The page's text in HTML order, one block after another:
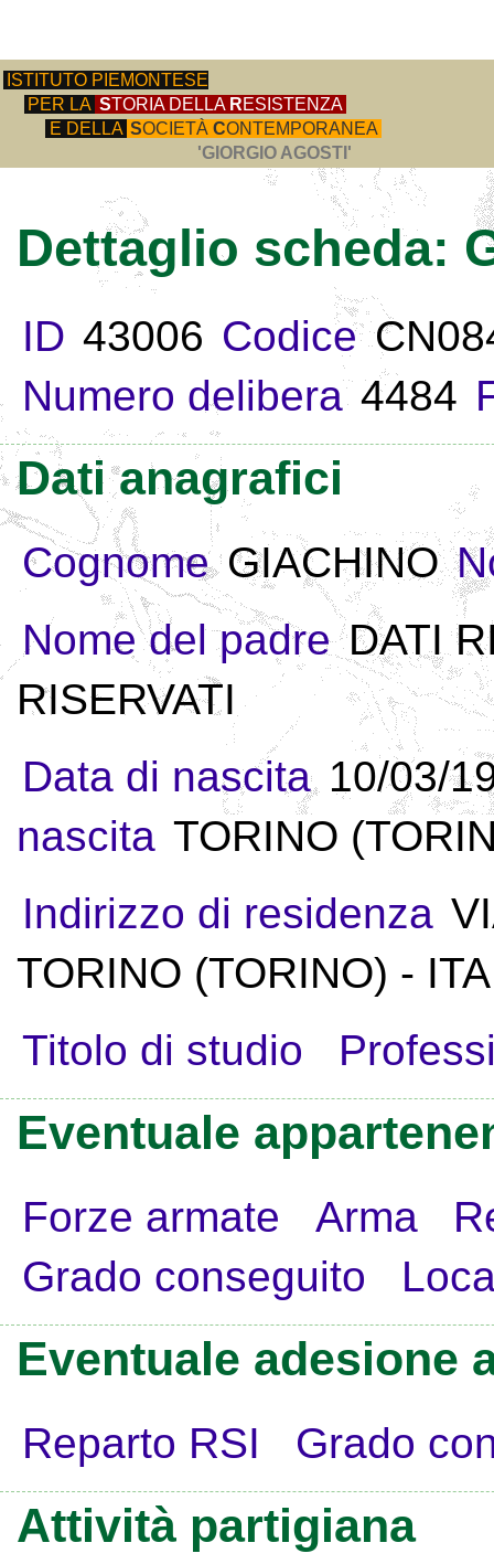
ISTITUTO PIEMONTESE
PER LA STORIA DELLA RESISTENZA
E DELLA SOCIETÀ CONTEMPORANEA
'GIORGIO AGOSTI'
Dettaglio scheda:
ID 43006 Codice
Numero delibera 4484
Dati anagrafici
Cognome GIACHINO
Nome del padre DATI
RISERVATI
Data di nascita 10/03/
nascita TORINO
Indirizzo di residenza
TORINO (TORINO) -
Titolo di studio
Eventuale
Forze armate Arma
Grado conseguito
Eventuale adesione
Reparto RSI Grado
Attività partigiana